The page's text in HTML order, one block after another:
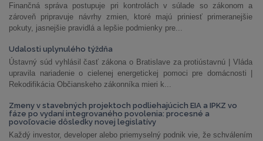
Finančná správa postupuje pri kontrolách v súlade so zákonom a
zároveň pripravuje návrhy zmien, ktoré majú priniesť primeranejšie
pokuty, jasnejšie pravidlá a lepšie podmienky pre...
Udalosti uplynulého týždňa
Ústavný súd vyhlásil časť zákona o Bratislave za protiústavnú | Vláda
upravila nariadenie o cielenej energetickej pomoci pre domácnosti |
Rekodifikácia Občianskeho zákonníka mieri k...
Zmeny v stavebných projektoch podliehajúcich EIA a IPKZ vo
fáze po vydaní integrovaného povolenia: procesné a
povoľovacie dôsledky novej legislatívy
Každý investor, developer alebo priemyselný podnik vie, že schválením